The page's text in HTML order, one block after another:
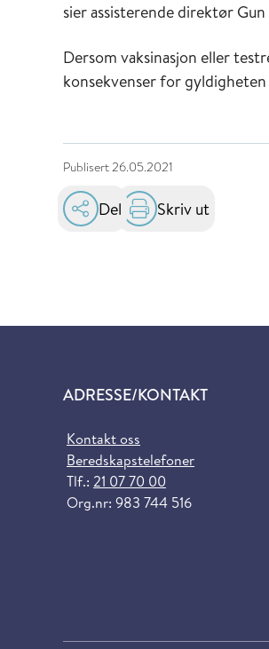
sier assisterende direktør
Dersom vaksinasjon eller
konsekvenser for
Publisert26.05.2021
Del Skriv ut
ADRESSE/KONTAKT
Kontakt oss
Beredskapstelefoner
Tlf.: 21 07 70 00
Org.nr: 983 744 516